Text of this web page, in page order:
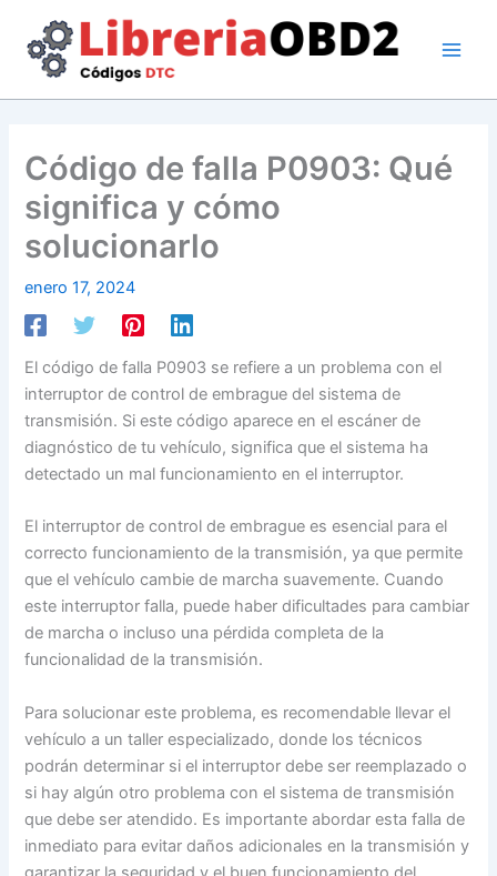
contenido
Código de falla P0903: Qué
significa y cómo
solucionarlo
enero 17, 2024
El código de falla P0903 se refiere a un problema con el
interruptor de control de embrague del sistema de
transmisión. Si este código aparece en el escáner de
diagnóstico de tu vehículo, significa que el sistema ha
detectado un mal funcionamiento en el interruptor.
El interruptor de control de embrague es esencial para el
correcto funcionamiento de la transmisión, ya que permite
que el vehículo cambie de marcha suavemente. Cuando
este interruptor falla, puede haber dificultades para cambiar
de marcha o incluso una pérdida completa de la
funcionalidad de la transmisión.
Para solucionar este problema, es recomendable llevar el
vehículo a un taller especializado, donde los técnicos
podrán determinar si el interruptor debe ser reemplazado o
si hay algún otro problema con el sistema de transmisión
que debe ser atendido. Es importante abordar esta falla de
inmediato para evitar daños adicionales en la transmisión y